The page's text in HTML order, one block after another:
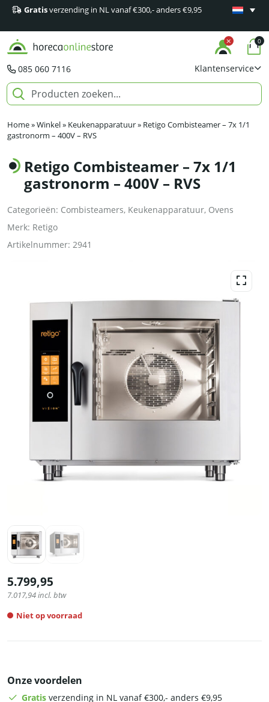
Gratisverzending in NL vanaf €300,- anders €9,95
Minimaal
085 060 7116 Klantenservice
0
Home»Winkel» Keukenapparatuur» Retigo Combisteamer – 7x 1/1
gastronorm – 400V – RVS
Retigo Combisteamer – 7x 1/1
gastronorm – 400V – RVS
Categorieën: Combisteamers, Keukenapparatuur, Ovens
Merk: Retigo
Artikelnummer: 2941
5.799,95
7.017,94incl. btw
Niet op voorraad
Onze voordelen
Gratis verzending in NL vanaf €300,- anders €9,95